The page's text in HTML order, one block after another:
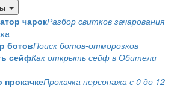
чарокРазбор свитков зачарования
ботовПоиск ботов-отморозков
сейфКак открыть сейф в Обители
прокачкеПрокачка персонажа с 0 до 12